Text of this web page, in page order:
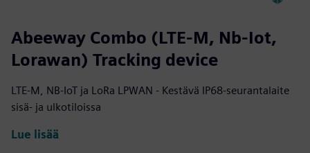
Abeeway Combo (LTE-M, Nb-Iot,
Lorawan) Tracking device
LTE-M, NB-IoT ja LoRa LPWAN - Kestävä IP68-seurantalaite
sisä- ja ulkotiloissa
Lue lisää